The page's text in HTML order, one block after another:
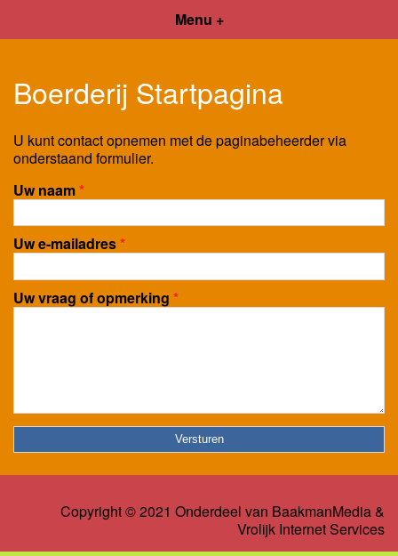
Menu +
Boerderij Startpagina
U kunt contact opnemen met de paginabeheerder via
onderstaand formulier.
Uw naam*
Uw e-mailadres*
Uw vraag of opmerking *
Copyright © 2021 Onderdeel van BaakmanMedia&
Vrolijk Internet Services